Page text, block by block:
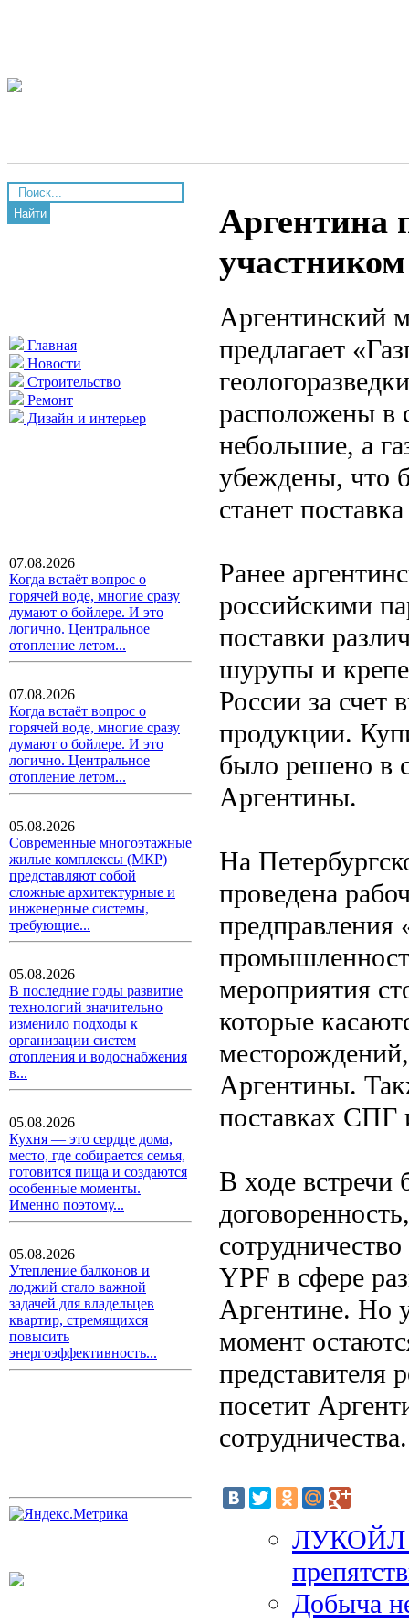
Найти
Главная
Новости
Строительство
Ремонт
Дизайн и интерьер
07.08.2026
Когда встаёт вопрос о
горячей воде, многие сразу
думают о бойлере. И это
логично. Центральное
отопление летом...
07.08.2026
Когда встаёт вопрос о
горячей воде, многие сразу
думают о бойлере. И это
логично. Центральное
отопление летом...
05.08.2026
Современные многоэтажные
жилые комплексы (МКР)
представляют собой
сложные архитектурные и
инженерные системы,
требующие...
05.08.2026
В последние годы развитие
технологий значительно
изменило подходы к
организации систем
отопления и водоснабжения
в...
05.08.2026
Кухня — это сердце дома,
место, где собирается семья,
готовится пища и создаются
особенные моменты.
Именно поэтому...
05.08.2026
Утепление балконов и
лоджий стало важной
задачей для владельцев
квартир, стремящихся
повысить
энергоэффективность...
Аргентина
Аргентинский
предлагает
расположены в
небольшие, а
убеждены, что
станет
Ранее
российскими
поставки
шурупы и
России за счет
продукции.
было решено в
Аргентины.
На
проведена
мероприятия
которые
Аргентины.
поставках СПГ
В ходе встречи
YPF в сфере
Аргентине. Но
момент
представителя
посетит
сотрудничества.
ЛУКОЙЛ
Добыча